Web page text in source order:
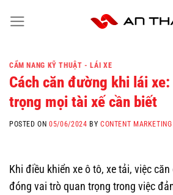
CẨM NANG KỸ THUẬT - LÁI XE
Cách căn đường khi lái
trọng mọi tài xế cần biết
POSTED ON05/06/2024 BY CONTENT MARKETING
Khi điều khiển xe ô tô, xe tải, việc
đóng vai trò quan trọng trong việc